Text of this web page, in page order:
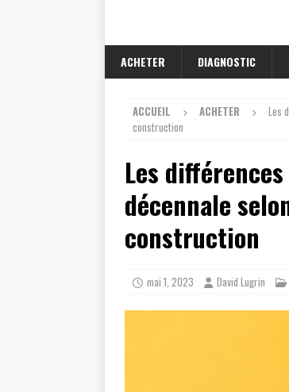
ACHETER DIAGNOSTIC
ACCUEIL ACHETER
Les
construction
Les
décennale
construction
mai 1, 2023 David Lugrin